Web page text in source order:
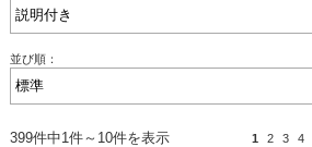
並び順：
399件中1件～10件を表示 1 2 3 4